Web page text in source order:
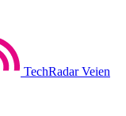
TechRadar Veien